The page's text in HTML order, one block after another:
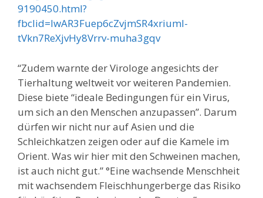
9190450.html?
fbclid=IwAR3Fuep6cZvjmSR4xriumI-
tVkn7ReXjvHy8Vrrv-muha3gqv
“Zudem warnte der Virologe angesichts der
Tierhaltung weltweit vor weiteren Pandemien.
Diese biete “ideale Bedingungen für ein Virus,
um sich an den Menschen anzupassen”. Darum
dürfen wir nicht nur auf Asien und die
Schleichkatzen zeigen oder auf die Kamele im
Orient. Was wir hier mit den Schweinen machen,
ist auch nicht gut.” °Eine wachsende Menschheit
mit wachsendem Fleischhungerberge das Risiko